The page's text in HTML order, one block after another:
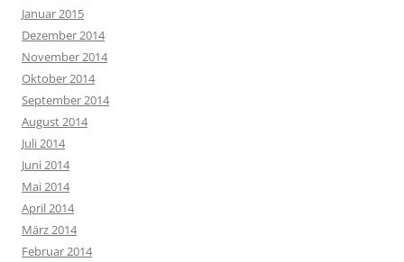
Januar 2015
Dezember 2014
November 2014
Oktober 2014
September 2014
August 2014
Juli 2014
Juni 2014
Mai 2014
April 2014
März 2014
Februar 2014